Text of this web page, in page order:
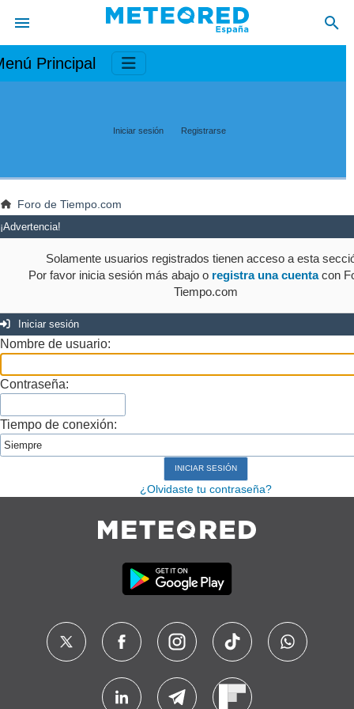
Principal
Iniciar sesión Registrarse
Foro de Tiempo.com
¡Advertencia!
Solamente usuarios registrados tienen acceso a esta
Por favor inicia sesión más abajo o registra una cuentacon
Tiempo.com
Iniciar sesión
Nombre de usuario:
Contraseña:
Tiempo de conexión:
¿Olvidaste tu contraseña?